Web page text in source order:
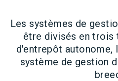
Les systèmes de
être divisés en trois
d'entrepôt autonome,
système de gestion